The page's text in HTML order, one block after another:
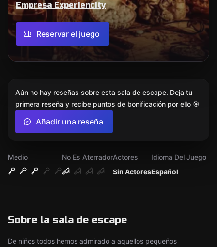
Empresa Experiencity
Reservar el juego
Medio
No Es Aterrador
Sin Actores
Actores
Español
Idioma Del Juego
Sobre la sala de escape
De niños todos hemos admirado a aquellos pequeños
Aún no hay reseñas sobre esta sala de escape. Deja tu
primera reseña y recibe puntos de bonificación por ello 🎯
Añadir una reseña